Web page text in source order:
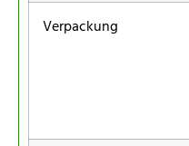
Verpackung